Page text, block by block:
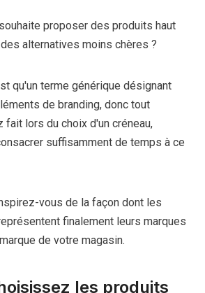
proposer des produits haut
alternatives moins chères ?
qu'un terme générique désignant
de branding, donc tout
fait lors du choix d'un créneau,
suffisamment de temps à ce
vous de la façon dont les
finalement leurs marques
de votre magasin.
les produits